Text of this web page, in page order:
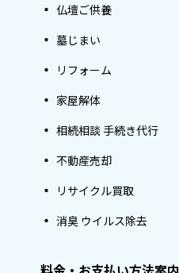
仏壇ご供養
墓じまい
リフォーム
家屋解体
相続相談 手続き代行
不動産売却
リサイクル買取
消臭 ウイルス除去